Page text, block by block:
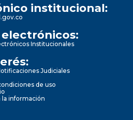
institucional:
Institucionales
Judiciales
de uso
la información